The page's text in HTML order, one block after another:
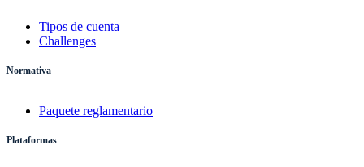
Tipos de cuenta
Challenges
Normativa
Paquete reglamentario
Plataformas